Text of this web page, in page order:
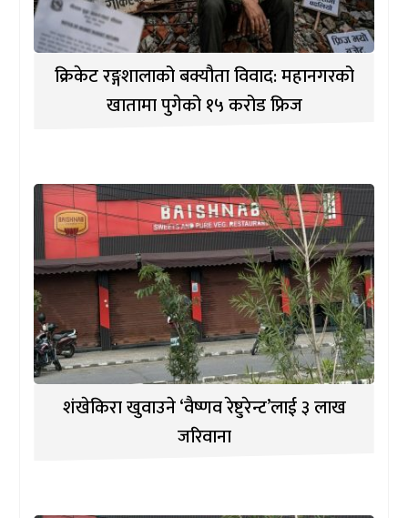
क्रिकेट रङ्गशालाको बक्यौता विवाद: महानगरको
खातामा पुगेको १५ करोड फ्रिज
शंखेकिरा खुवाउने ‘वैष्णव रेष्टुरेन्ट’लाई ३ लाख
जरिवाना